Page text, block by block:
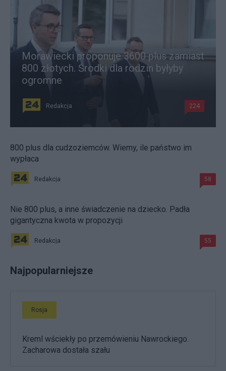
Morawiecki proponuje 3600 plus zamiast
800 złotych. Środki dla rodzin byłyby
ogromne
Redakcja 224
800 plus dla cudzoziemców. Wiemy, ile państwo im
wypłaca
Redakcja 58
Nie 800 plus, a inne świadczenie na dziecko. Padła
gigantyczna kwota w propozycji
Redakcja 55
Najpopularniejsze
Rosja
Kreml wściekły po przemówieniu Nawrockiego.
Zacharowa dostała szału